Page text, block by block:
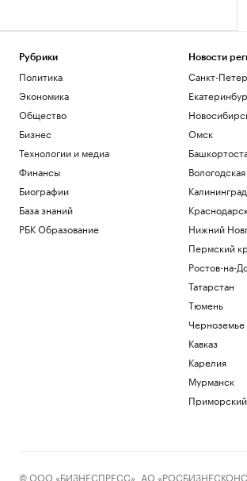
Рубрики
Политика
Экономика
Общество
Бизнес
Технологии и медиа
Финансы
Биографии
База знаний
РБК Образование
Новости
Санкт-
Омск
Калининград
Нижний
Пермский
Ростов-на-
Татарстан
Тюмень
Черноземье
Кавказ
Карелия
Мурманск
© ООО «БИЗНЕСПРЕСС», АО